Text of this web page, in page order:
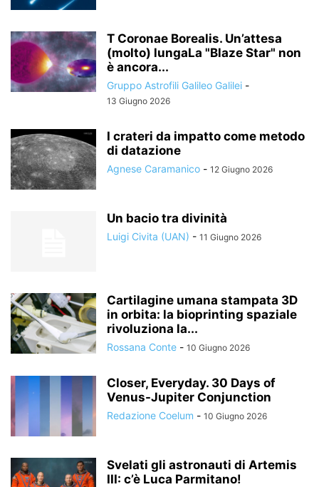
T Coronae Borealis. Un’attesa
(molto) lungaLa "Blaze Star" non
è ancora...
Gruppo Astrofili Galileo Galilei -
13 Giugno 2026
I crateri da impatto come metodo
di datazione
Agnese Caramanico - 12 Giugno 2026
Un bacio tra divinità
Luigi Civita (UAN) - 11 Giugno 2026
Cartilagine umana stampata 3D
in orbita: la bioprinting spaziale
rivoluziona la...
Rossana Conte - 10 Giugno 2026
Closer, Everyday. 30 Days of
Venus-Jupiter Conjunction
Redazione Coelum - 10 Giugno 2026
Svelati gli astronauti di Artemis
III: c’è Luca Parmitano!